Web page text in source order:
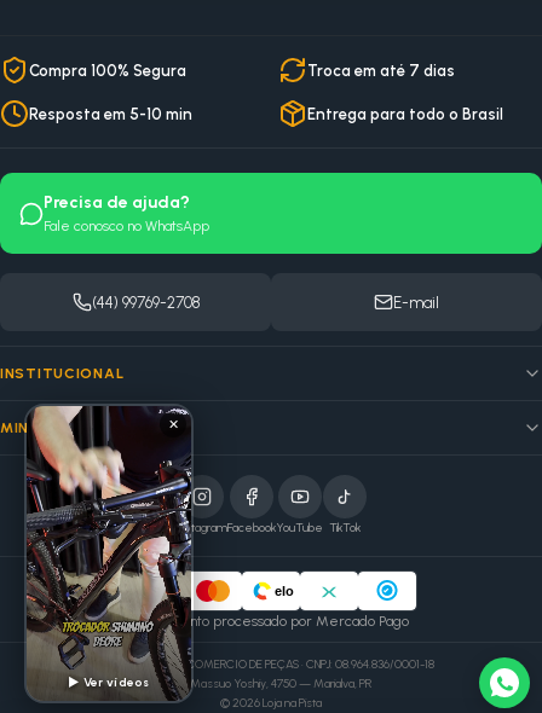
Compra 100% Segura Troca em até 7 dias
Resposta em 5-10 min Entrega para todo o Brasil
Precisa de ajuda?
Fale conosco no WhatsApp
(44) 99769-2708 E-mail
INSTITUCIONAL
MINHA CONTA
InstagramFacebookYouTube TikTok
elo
Pagamento processado por Mercado Pago
MSB VOLPATO COMERCIO DE PEÇAS · CNPJ: 08.964.836/0001-18
Av. Massuo Yoshiy, 4750 — Marialva, PR
©2026Loja na Pista
✕
▶ Ver vídeos